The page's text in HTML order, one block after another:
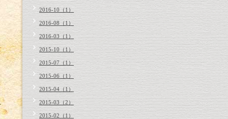
2016-10（1）
2016-08（1）
2016-03（1）
2015-10（1）
2015-07（1）
2015-06（1）
2015-04（1）
2015-03（2）
2015-02（1）